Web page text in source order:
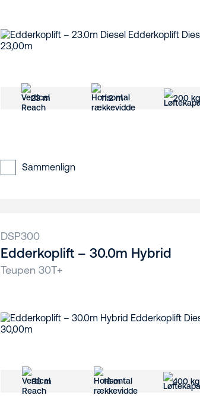
23 m 11.2 m 200 kg
Sammenlign
DSP300
Edderkoplift – 30.0m Hybrid
Teupen 30T+
30 m 16 m 400 kg